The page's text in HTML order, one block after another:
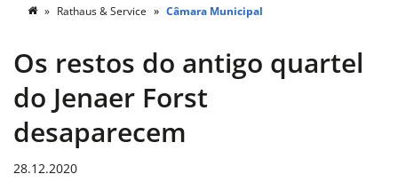
Rathaus & Service Câmara Municipal
Os restos do antigo quartel
do Jenaer Forst
desaparecem
28.12.2020